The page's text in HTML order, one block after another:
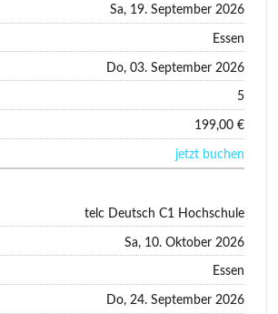
Sa, 19. September 2026
Essen
Do, 03. September 2026
5
199,00 €
jetzt buchen
telc Deutsch C1 Hochschule
Sa, 10. Oktober 2026
Essen
Do, 24. September 2026